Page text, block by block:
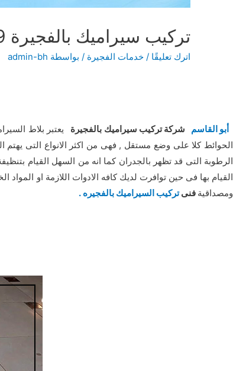
تركيب سيراميك بالفجيرة 0543492969
اترك تعليقًا / خدمات الفجيرة / بواسطة admin-bh
أبو القاسم شركة تركيب سيراميك بالفجيرة
يعتبر بلاط
الحوائط كلا على وضع مستقل , فهى من اكثر الانواع التى يهتم
الرطوبة التى قد تظهر بالجدران كما انه من السهل القيام
القيام بها فى حين توافرت لديك كافه الادوات اللازمة او
ومصداقية فنىتركيب السيراميك بالفجيره .